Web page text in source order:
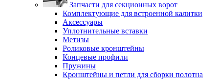
Запчасти для секционных ворот
Комплектующие для встроенной калитки
Аксессуары
Уплотнительные вставки
Метизы
Роликовые кронштейны
Концевые профили
Пружины
Кронштейны и петли для сборки полотна